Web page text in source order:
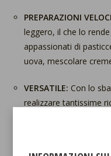
PREPARAZIONI
leggero, il che lo
appassionati di
uova, mescolare
VERSATILE: Con lo
realizzare tantissime